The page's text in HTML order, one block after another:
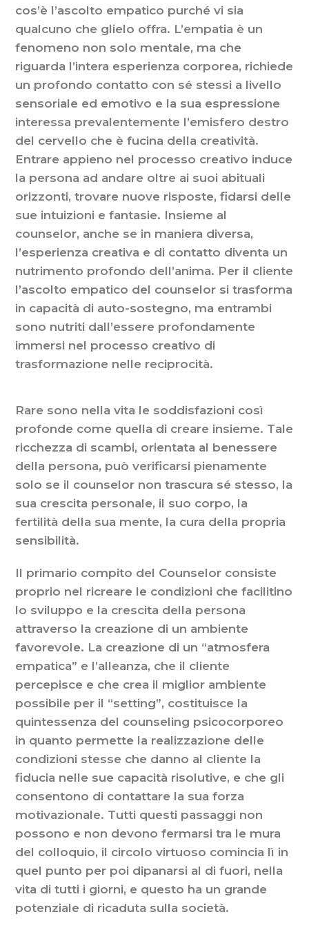
cos’è l’ascolto empatico purché vi sia
qualcuno che glielo offra. L’empatia è un
fenomeno non solo mentale, ma che
riguarda l’intera esperienza corporea, richiede
un profondo contatto con sé stessi a livello
sensoriale ed emotivo e la sua espressione
interessa prevalentemente l’emisfero destro
del cervello che è fucina della creatività.
Entrare appieno nel processo creativo induce
la persona ad andare oltre ai suoi abituali
orizzonti, trovare nuove risposte, fidarsi delle
sue intuizioni e fantasie. Insieme al
counselor, anche se in maniera diversa,
l’esperienza creativa e di contatto diventa un
nutrimento profondo dell’anima. Per il cliente
l’ascolto empatico del counselor si trasforma
in capacità di auto-sostegno, ma entrambi
sono nutriti dall’essere profondamente
immersi nel processo creativo di
trasformazione nelle reciprocità.
Rare sono nella vita le soddisfazioni così
profonde come quella di creare insieme. Tale
ricchezza di scambi, orientata al benessere
della persona, può verificarsi pienamente
solo se il counselor non trascura sé stesso, la
sua crescita personale, il suo corpo, la
fertilità della sua mente, la cura della propria
sensibilità.
Il primario compito del Counselor consiste
proprio nel ricreare le condizioni che facilitino
lo sviluppo e la crescita della persona
attraverso la creazione di un ambiente
favorevole. La creazione di un “atmosfera
empatica” e l’alleanza, che il cliente
percepisce e che crea il miglior ambiente
possibile per il “setting”, costituisce la
quintessenza del counseling psicocorporeo
in quanto permette la realizzazione delle
condizioni stesse che danno al cliente la
fiducia nelle sue capacità risolutive, e che gli
consentono di contattare la sua forza
motivazionale. Tutti questi passaggi non
possono e non devono fermarsi tra le mura
del colloquio, il circolo virtuoso comincia lì in
quel punto per poi dipanarsi al di fuori, nella
vita di tutti i giorni, e questo ha un grande
potenziale di ricaduta sulla società.